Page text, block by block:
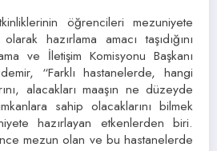
öğrencileri mezuniyete
hazırlama amacı taşıdığını
ve İletişim Komisyonu Başkanı
“Farklı hastanelerde, hangi
alacakları maaşın ne düzeyde
sahip olacaklarını bilmek
hazırlayan etkenlerden biri.
mezun olan ve bu hastanelerde